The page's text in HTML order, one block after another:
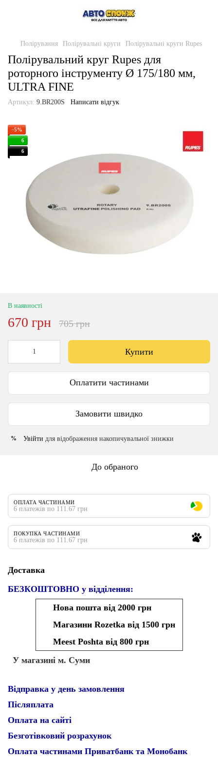
Полірування Полірувальні круги Полірувальні круги Rupes
Полірувальний круг Rupes для
роторного інструменту Ø 175/180 мм,
ULTRA FINE
Артикул: 9.BR200S Написати відгук
−5%
6
6
В наявності
670 грн 705 грн
Купити
Оплатити частинами
Замовити швидко
% Увійти для відображення накопичувальної знижки
До обраного
ОПЛАТА ЧАСТИНАМИ
6 платежів по 111.67 грн
ПОКУПКА ЧАСТИНАМИ
6 платежів по 111.67 грн
Доставка
БЕЗКОШТОВНО у відділення:
Нова пошта від 2000 грн
Магазини Rozetka від 1500 грн
Meest Poshta від 800 грн
У магазині м. Суми
Відправка у день замовлення
Післяплата
Оплата на сайті
Безготівковий розрахунок
Оплата частинами Приватбанк та Монобанк